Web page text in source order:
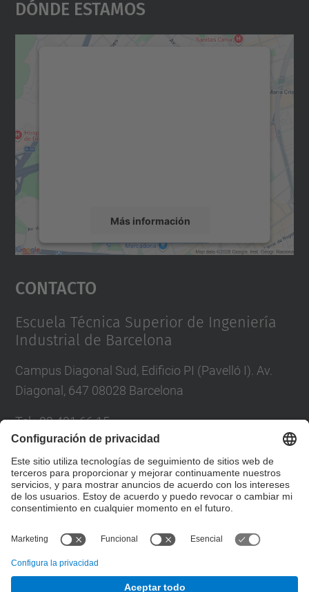
Dónde Estamos
Más información
Aceptar
powered by
Contacto
Escuela Técnica Superior de Ingeniería
Industrial de Barcelona
Campus Diagonal Sud, Edificio PI (Pavelló I). Av.
Diagonal, 647 08028 Barcelona
Tel.:93 401 66 15
Directorio UPC
Formulario de contacto